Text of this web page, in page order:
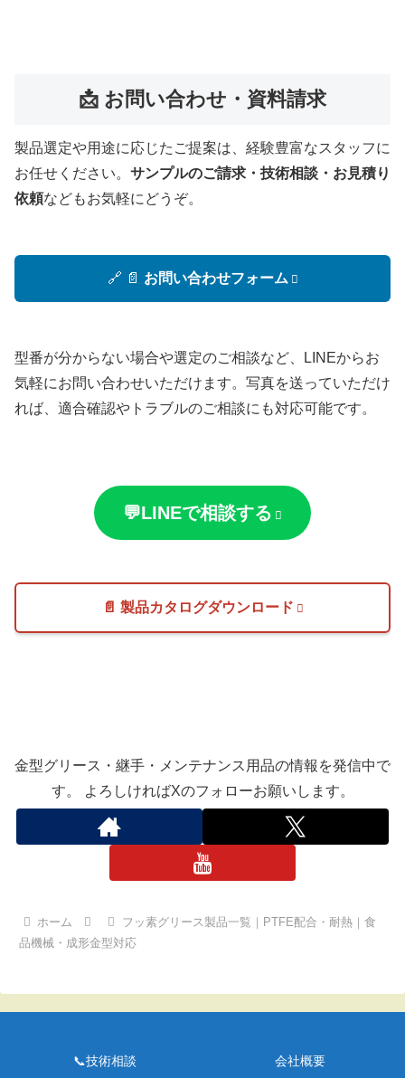
📩 お問い合わせ・資料請求
製品選定や用途に応じたご提案は、経験豊富なスタッフに
お任せください。 サンプルのご請求・技術相談・お見積り
依頼などもお気軽にどうぞ。
🔗 📄 お問い合わせフォーム
型番が分からない場合や選定のご相談など、LINEからお
気軽にお問い合わせいただけます。写真を送っていただけ
れば、適合確認やトラブルのご相談にも対応可能です。
💬LINEで相談する
📄 製品カタログダウンロード
金型グリース・継手・メンテナンス用品の情報を発信中で
す。 よろしければXのフォローお願いします。
ホーム
フッ素グリース製品一覧｜PTFE配合・耐熱｜食
品機械・成形金型対応
📞技術相談 会社概要